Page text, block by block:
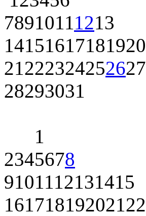
78910111213
14151617181920
21222324252627
28293031
1
2345678
9101112131415
16171819202122